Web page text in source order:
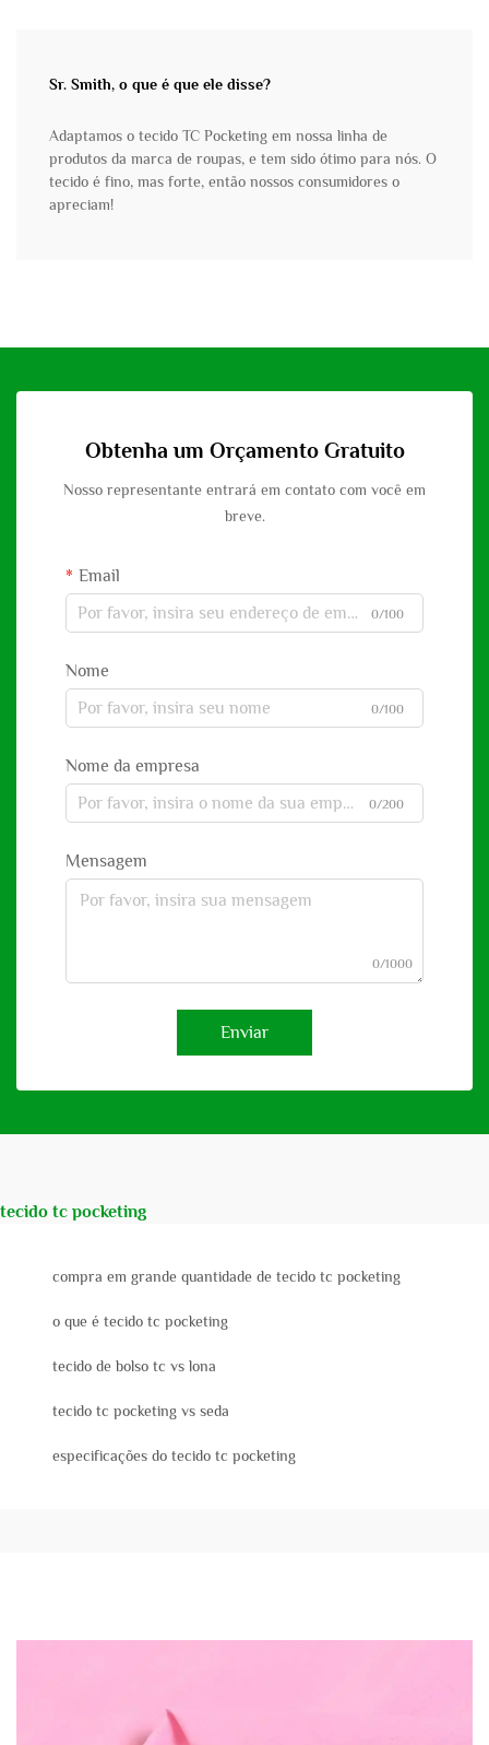
Sr. Smith, o que é que ele disse?
Adaptamos o tecido TC Pocketing em nossa linha de
produtos da marca de roupas, e tem sido ótimo para nós. O
tecido é fino, mas forte, então nossos consumidores o
apreciam!
Obtenha um Orçamento Gratuito
Nosso representante entrará em contato com você em
breve.
Email
0/100
Nome
0/100
Nome da empresa
0/200
Mensagem
0/1000
Enviar
tecido tc pocketing
compra em grande quantidade de tecido tc pocketing
o que é tecido tc pocketing
tecido de bolso tc vs lona
tecido tc pocketing vs seda
especificações do tecido tc pocketing